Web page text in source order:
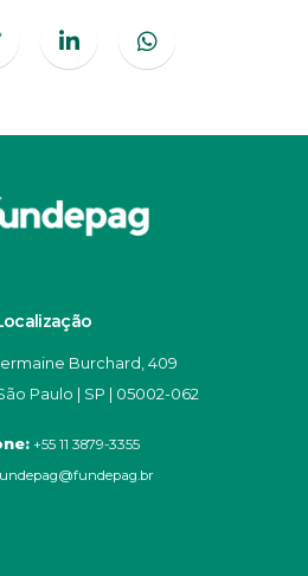
Burchard, 409
Paulo | SP | 05002-062
+55 11 3879-3355